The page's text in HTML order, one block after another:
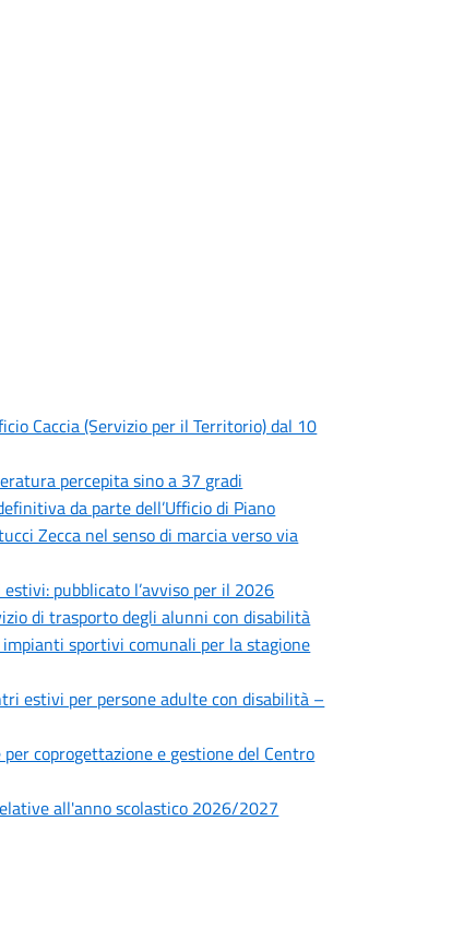
Caccia (Servizio per il Territorio) dal 10
percepita sino a 37 gradi
da parte dell’Ufficio di Piano
Zecca nel senso di marcia verso via
pubblicato l’avviso per il 2026
di trasporto degli alunni con disabilità
impianti sportivi comunali per la stagione
estivi per persone adulte con disabilità –
coprogettazione e gestione del Centro
all'anno scolastico 2026/2027